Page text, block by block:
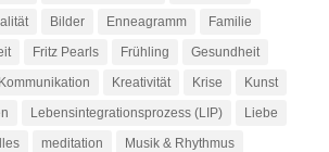
Bilder Enneagramm
Familie
Fritz Pearls Frühling
Gesundheit
Kommunikation Kreativität Krise
Kunst
Lebensintegrationsprozess (LIP)
Liebe
meditation
Musik & Rhythmus